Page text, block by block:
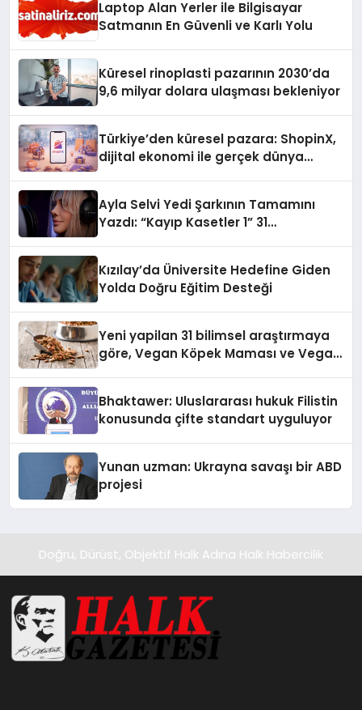
Laptop Alan Yerler ile Bilgisayar
Satmanın En Güvenli ve Karlı Yolu
Küresel rinoplasti pazarının 2030’da
9,6 milyar dolara ulaşması bekleniyor
Türkiye’den küresel pazara: ShopinX,
dijital ekonomi ile gerçek dünya
Ayla Selvi Yedi Şarkının Tamamını
Yazdı: “Kayıp Kasetler 1” 31
Kızılay’da Üniversite Hedefine Giden
Yolda Doğru Eğitim Desteği
Yeni yapilan 31 bilimsel araştırmaya
göre, Vegan Köpek Maması ve Vegan
Bhaktawer: Uluslararası hukuk Filistin
konusunda çifte standart uyguluyor
Yunan uzman: Ukrayna savaşı bir ABD
projesi
Doğru, Dürüst, Objektif Halk Adına Halk Habercilik